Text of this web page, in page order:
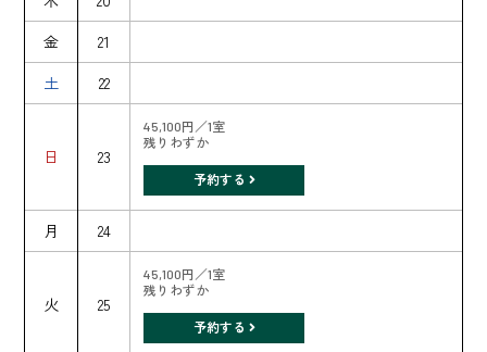
金
21
土
22
日 23
45,100円／1室
残りわずか
予約する
月 24
火 25
45,100円／1室
残りわずか
予約する